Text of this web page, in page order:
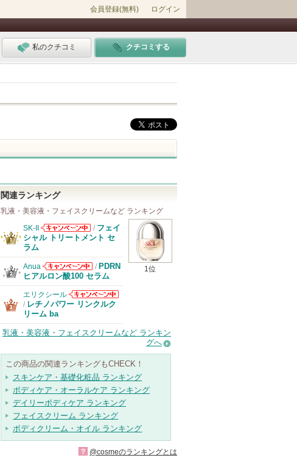
会員登録(無料) ログイン
私のクチコミ クチコミする
関連ランキング
乳液・美容液・フェイスクリームなど ランキング
1位
SK-II
SK-IIからのお
/ フェイ
シャル トリートメント セ
ラム
Anua
Anuaからのお
知らせがありま
す
/ PDRN
ヒアルロン酸100 セラム
エリクシール
エリクシールか
/ レチノパワー リンクルク
リーム ba
乳液・美容液・フェイスクリームなど ランキン
グへ
この商品の関連ランキングもCHECK！
スキンケア・基礎化粧品 ランキング
ボディケア・オーラルケア ランキング
デイリーボディケア ランキング
フェイスクリーム ランキング
ボディクリーム・オイル ランキング
? @cosmeのランキングとは